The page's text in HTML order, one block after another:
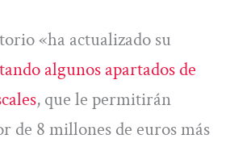
«ha actualizado su
algunos apartados de
, que le permitirán
de 8 millones de euros más